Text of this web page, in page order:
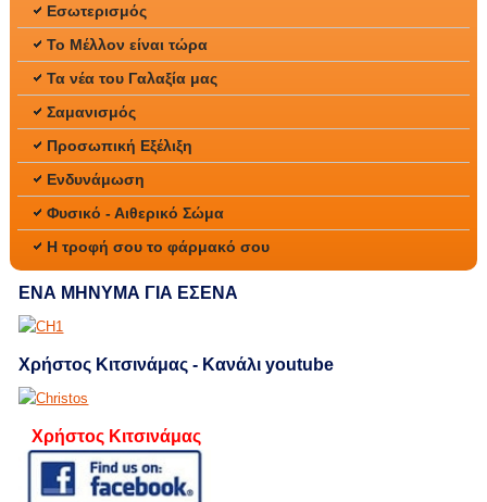
Εσωτερισμός
Το Μέλλον είναι τώρα
Τα νέα του Γαλαξία μας
Σαμανισμός
Προσωπική Εξέλιξη
Ενδυνάμωση
Φυσικό - Αιθερικό Σώμα
Η τροφή σου το φάρμακό σου
ΕΝΑ ΜΗΝΥΜΑ ΓΙΑ ΕΣΕΝΑ
Χρήστος Κιτσινάμας - Κανάλι youtube
Χρήστος Κιτσινάμας